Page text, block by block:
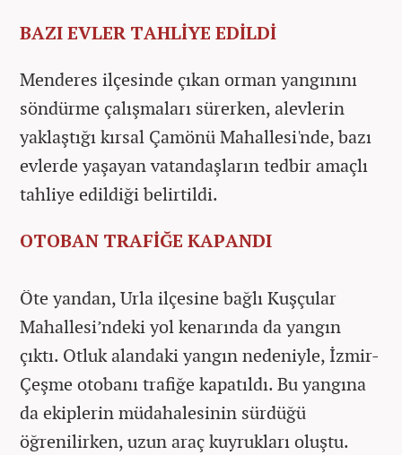
BAZI EVLER TAHLİYE EDİLDİ
Menderes ilçesinde çıkan orman yangınını
söndürme çalışmaları sürerken, alevlerin
yaklaştığı kırsal Çamönü Mahallesi'nde, bazı
evlerde yaşayan vatandaşların tedbir amaçlı
tahliye edildiği belirtildi.
OTOBAN TRAFİĞE KAPANDI
Öte yandan, Urla ilçesine bağlı Kuşçular
Mahallesi’ndeki yol kenarında da yangın
çıktı. Otluk alandaki yangın nedeniyle, İzmir-
Çeşme otobanı trafiğe kapatıldı. Bu yangına
da ekiplerin müdahalesinin sürdüğü
öğrenilirken, uzun araç kuyrukları oluştu.